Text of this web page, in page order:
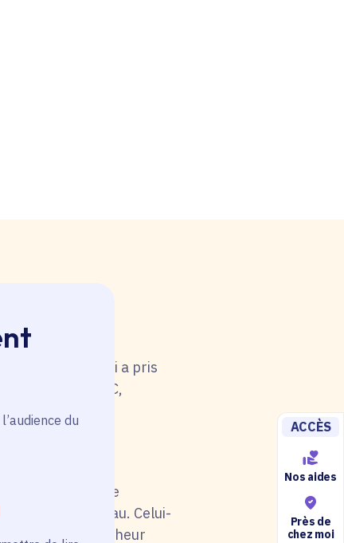
du
ACCÈS
Nos aides
Près de
chez moi
Une anomalie
tableau. Celui-ci a pris
catégorie A/B/C,
en rouge. Une
niveau du tableau. Celui-
situation (chercheur